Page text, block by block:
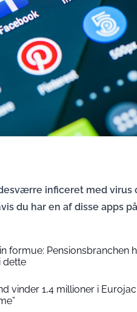
inficeret med virus
du har en af disse apps
formue: Pensionsbranchen
dette
vinder 1,4 millioner i